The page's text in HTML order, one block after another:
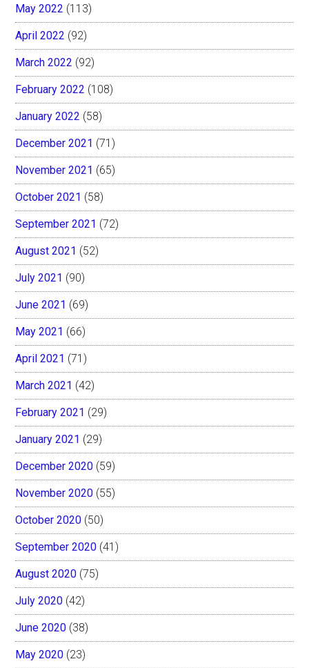
May 2022 (113)
April 2022 (92)
March 2022 (92)
February 2022 (108)
January 2022 (58)
December 2021 (71)
November 2021 (65)
October 2021 (58)
September 2021 (72)
August 2021 (52)
July 2021 (90)
June 2021 (69)
May 2021 (66)
April 2021 (71)
March 2021 (42)
February 2021 (29)
January 2021 (29)
December 2020 (59)
November 2020 (55)
October 2020 (50)
September 2020 (41)
August 2020 (75)
July 2020 (42)
June 2020 (38)
May 2020 (23)